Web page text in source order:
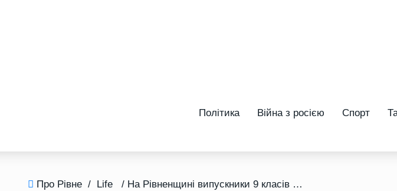
Політика Війна з росією Спорт
Про Рівне / Life / На Рівненщині випускники 9 класів уже можуть створювати електронні кабінети для вступу до коледжів: покрокова інструкція